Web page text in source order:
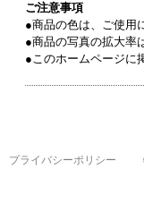
ご注意事項
●商品の色は、ご使用
●商品の写真の拡大率
●このホームページに
プライバシーポリシー